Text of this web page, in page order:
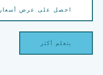
احصل على عرض أسعار
يتعلم أكثر